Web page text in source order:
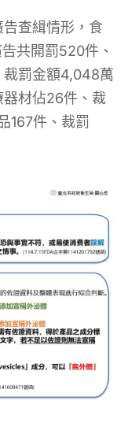
告查緝情形，食
共開罰520件、
罰金額4,048萬
材佔26件、裁
167件、裁罰